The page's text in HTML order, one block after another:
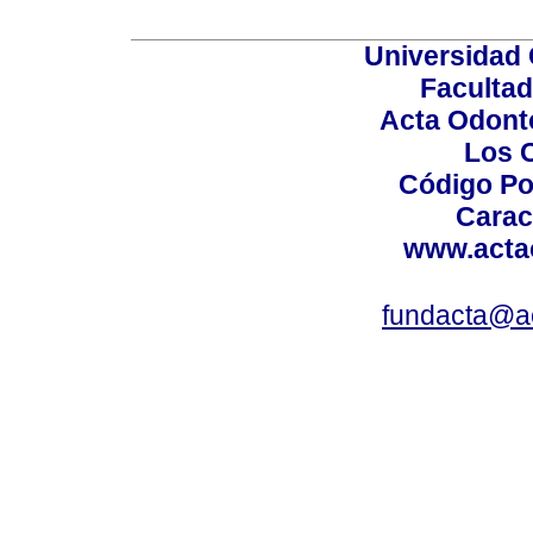
Universidad
Acta
Los
Código